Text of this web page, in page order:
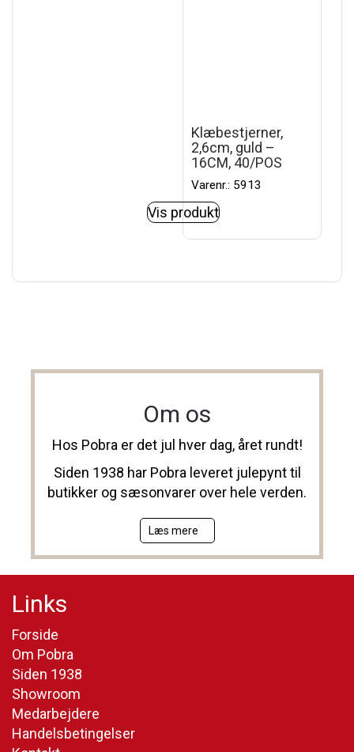
Klæbestjerner,
2,6cm, guld –
16CM, 40/POS
Varenr.: 5913
Vis produkt
Om os
Hos Pobra er det jul hver dag, året rundt!
Siden 1938 har Pobra leveret julepynt til
butikker og sæsonvarer over hele verden.
Læs mere
Links
Forside
Om Pobra
Siden 1938
Showroom
Medarbejdere
Handelsbetingelser